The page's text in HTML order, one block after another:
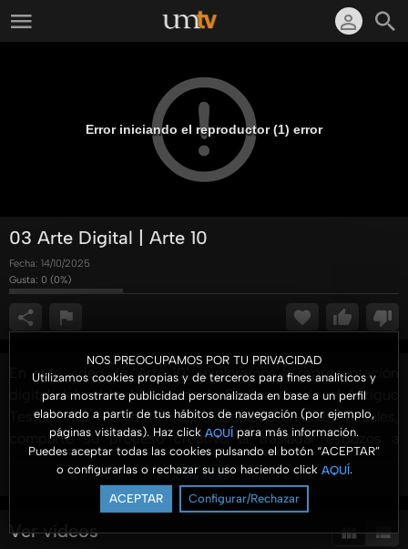
NOS PREOCUPAMOS POR TU PRIVACIDAD
Utilizamos cookies propias y de terceros para fines analíticos y
para mostrarte publicidad personalizada en base a un perfil
elaborado a partir de tus hábitos de navegación (por ejemplo,
páginas visitadas). Haz click AQUÍ para más información.
Puedes aceptar todas las cookies pulsando el botón “ACEPTAR”
o configurarlas o rechazar su uso haciendo click AQUÍ.
ACEPTAR Configurar/Rechazar
Error iniciando el reproductor (1) error
03 Arte Digital | Arte 10
Fecha: 14/10/2025
Gusta: 0 (0%)
En este video de "Arte 10", exploramos la representación
digital del relato bíblico de la Pascua desde el Antiguo
Testamento. Richie Ramírez, licenciado en artes visuales,
comparte su proceso creativo al trasladar esbozos a
ilustraciones digitales que cobran vida a través de
programas y tecnología avanzada. Durante la entrevista,
Richie destaca la importancia de la educación formal en
Ver más
Ver vídeos